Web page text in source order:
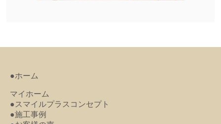
●ホーム
マイホーム
●スマイルプラスコンセプト
●施工事例